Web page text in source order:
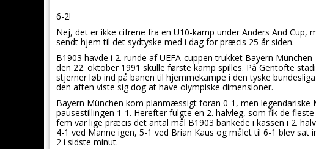
6-2!
Nej, det er ikke cifrene fra en U10-kamp under Anders And
sendt hjem til det sydtyske med i dag for præcis 25 år siden.
B1903 havde i 2. runde af UEFA-cuppen trukket Bayern
den 22. oktober 1991 skulle første kamp spilles. På Gentofte
stjerner løb ind på banen til hjemmekampe i den tyske
den aften viste sig dog at have olympiske dimensioner.
Bayern München kom planmæssigt foran 0-1, men
pausestillingen 1-1. Herefter fulgte en 2. halvleg, som fik de
fem var lige præcis det antal mål B1903 bankede i kassen i 2.
4-1 ved Manne igen, 5-1 ved Brian Kaus og målet til 6-1 blev
2 i sidste minut.